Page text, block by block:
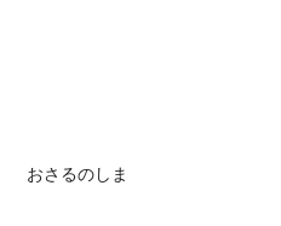
おさるのしま